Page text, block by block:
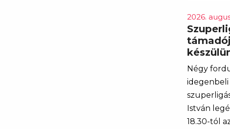
2026.
Négy
idegenbeli
István
18.30-tól